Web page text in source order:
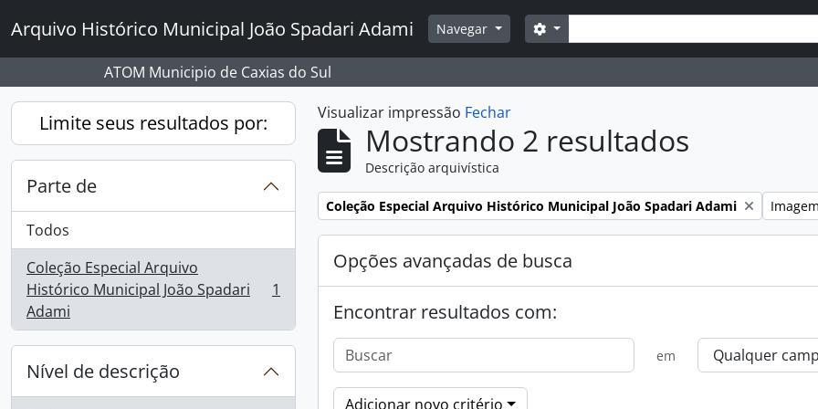
Arquivo Histórico Municipal João Spadari Adami Navegar Buscar
Opções de busca
ATOM Municipio de Caxias do Sul
Limite seus resultados por:
Parte de
Todos
Coleção Especial Arquivo
Histórico Municipal João Spadari
Adami
, 1 resultados 1
Nível de descrição
Visualizar impressão Fechar
Mostrando 2 resultados
Descrição arquivística
Remover filtro:
Coleção Especial Arquivo Histórico Municipal João Spadari Adami Imagem
Opções avançadas de busca
Encontrar resultados com:
em
Adicionar novo critério